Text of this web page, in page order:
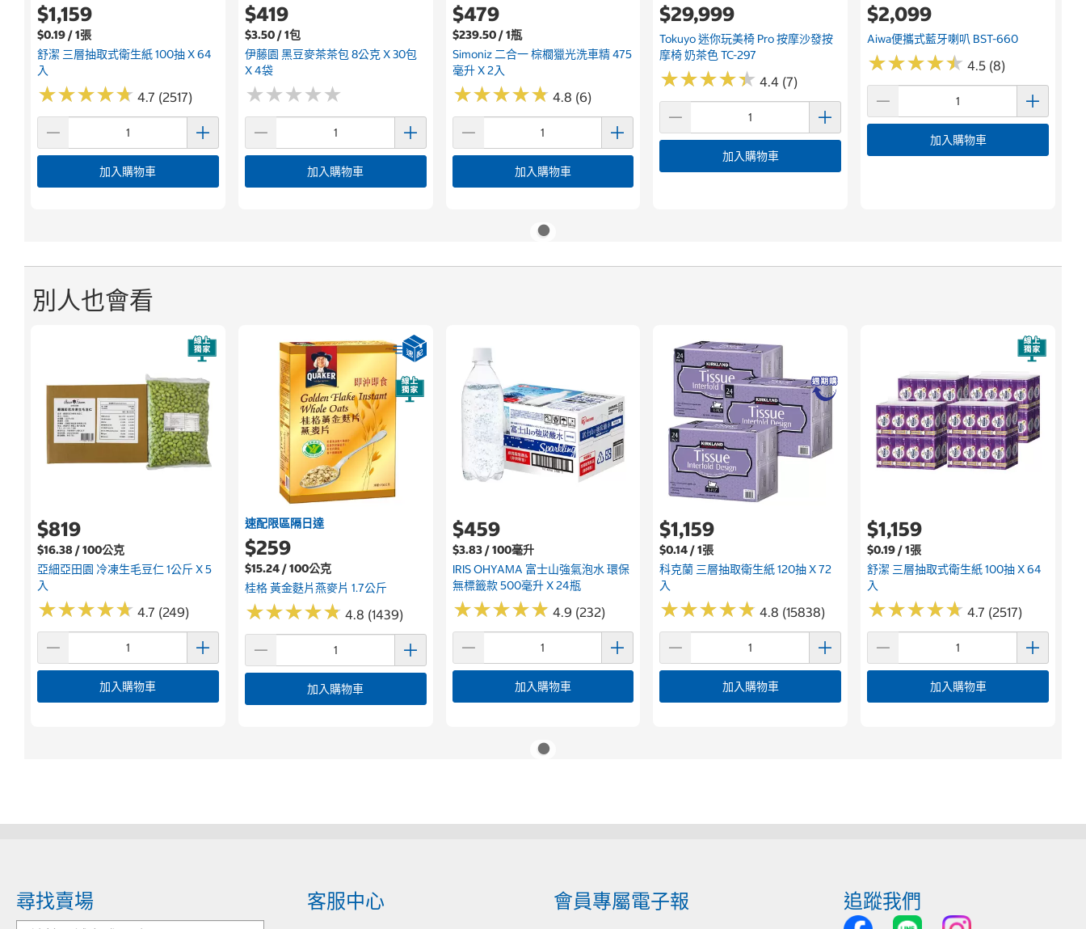
$1,159
$0.19 / 1張
舒潔 三層抽取式衛生紙 100抽 X 64
入
★★★★★
★★★★★ 4.7 (2517)
加入購物車
$419
$3.50 / 1包
伊藤園 黑豆麥茶茶包 8公克 X 30包
X 4袋
★★★★★
★★★★★
加入購物車
$479
$239.50 / 1瓶
Simoniz 二合一 棕櫚獵光洗車精 475
毫升 X 2入
★★★★★
★★★★★ 4.8 (6)
加入購物車
$29,999
Tokuyo 迷你玩美椅 Pro 按摩沙發按
摩椅 奶茶色 TC-297
★★★★★
★★★★★ 4.4 (7)
加入購物車
$2,099
Aiwa便攜式藍牙喇叭 BST-660
★★★★★
★★★★★ 4.5 (8)
加入購物車
別人也會看
$819
$16.38 / 100公克
亞細亞田園 冷凍生毛豆仁 1公斤 X 5
入
★★★★★
★★★★★ 4.7 (249)
加入購物車
速配限區隔日達
$259
$15.24 / 100公克
桂格 黃金麩片燕麥片 1.7公斤
★★★★★
★★★★★ 4.8 (1439)
加入購物車
$459
$3.83 / 100毫升
IRIS OHYAMA 富士山強氣泡水 環保
無標籤款 500毫升 X 24瓶
★★★★★
★★★★★ 4.9 (232)
加入購物車
$1,159
$0.14 / 1張
科克蘭 三層抽取衛生紙 120抽 X 72
入
★★★★★
★★★★★ 4.8 (15838)
加入購物車
$1,159
$0.19 / 1張
舒潔 三層抽取式衛生紙 100抽 X 64
入
★★★★★
★★★★★ 4.7 (2517)
加入購物車
尋找賣場 客服中心 會員專屬電子報 追蹤我們